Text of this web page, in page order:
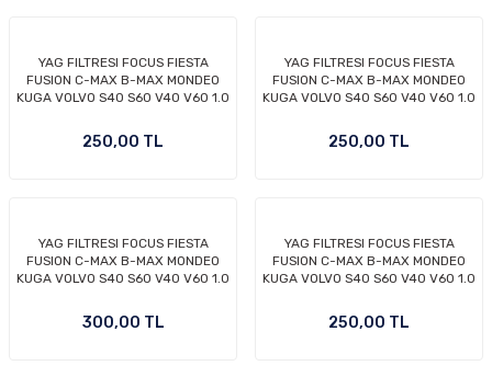
YAG FILTRESI FOCUS FIESTA
FUSION C-MAX B-MAX MONDEO
KUGA VOLVO S40 S60 V40 V60 1.0
ECOBOOST 95- BENZİNLİ
MODELLER İÇİN KISA TİP FİLTRE
250,00 TL
YAG FILTRESI FOCUS FIESTA
FUSION C-MAX B-MAX MONDEO
KUGA VOLVO S40 S60 V40 V60 1.0
ECOBOOST 95- BENZİNLİ
MODELLER İÇİN KISA TİP FİLTRE
250,00 TL
YAG FILTRESI FOCUS FIESTA
FUSION C-MAX B-MAX MONDEO
KUGA VOLVO S40 S60 V40 V60 1.0
ECOBOOST 95- BENZİNLİ
MODELLER İÇİN KISA TİP FİLTRE
300,00 TL
YAG FILTRESI FOCUS FIESTA
FUSION C-MAX B-MAX MONDEO
KUGA VOLVO S40 S60 V40 V60 1.0
ECOBOOST 95- BENZİNLİ
MODELLER İÇİN KISA TİP FİLTRE
250,00 TL